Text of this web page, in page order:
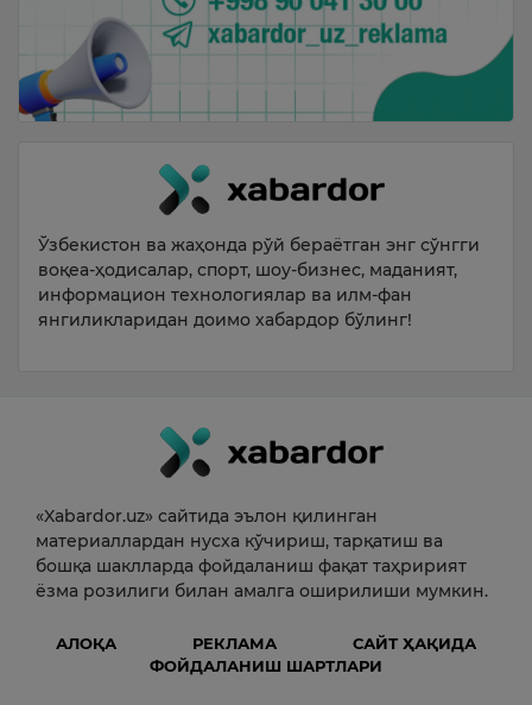
Ўзбекистон ва жаҳонда рўй бераётган энг сўнгги
воқеа-ҳодисалар, спорт, шоу-бизнес, маданият,
информацион технологиялар ва илм-фан
янгиликларидан доимо хабардор бўлинг!
«Xabardor.uz» сайтида эълон қилинган
материаллардан нусха кўчириш, тарқатиш ва
бошқа шаклларда фойдаланиш фақат таҳририят
ёзма розилиги билан амалга оширилиши мумкин.
АЛОҚА РЕКЛАМА
САЙТ ҲАҚИДА
ФОЙДАЛАНИШ ШАРТЛАРИ